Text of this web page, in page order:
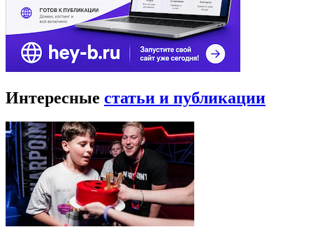
Интересные статьи и публикации